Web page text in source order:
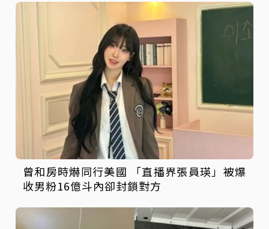
曾和房時爀同行美國 「直播界張員瑛」被爆
收男粉16億斗內卻封鎖對方